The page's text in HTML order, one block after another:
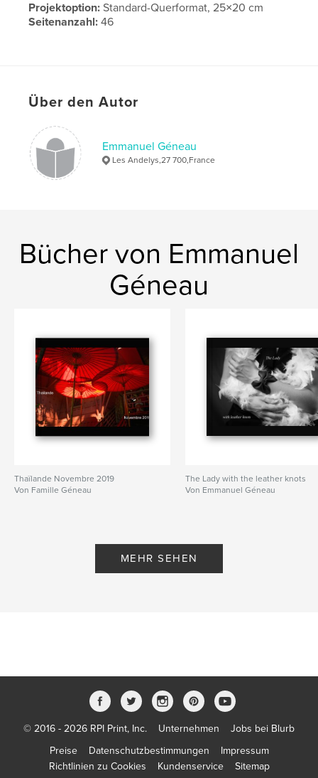
Projektoption:Standard-Querformat, 25×20 cm
Seitenanzahl:46
Corfou , paysages
Über den Autor
Emmanuel Géneau
Les Andelys,27 700,France
Bücher von Emmanuel
Géneau
Thaïlande Novembre 2019
Von Famille Géneau
The Lady with the leather knots
Von Emmanuel Géneau
MEHR SEHEN
© 2016 - 2026 RPI Print, Inc. Unternehmen
Jobs bei Blurb
Preise
Datenschutzbestimmungen
Impressum
Richtlinien zu Cookies
Kundenservice Sitemap